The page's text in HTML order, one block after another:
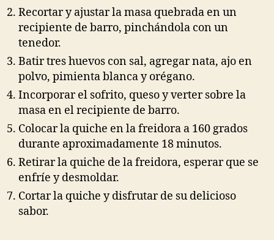
Recortar y ajustar la masa quebrada en un
recipiente de barro, pinchándola con un
tenedor.
Batir tres huevos con sal, agregar nata, ajo en
polvo, pimienta blanca y orégano.
Incorporar el sofrito, queso y verter sobre la
masa en el recipiente de barro.
Colocar la quiche en la freidora a 160 grados
durante aproximadamente 18 minutos.
Retirar la quiche de la freidora, esperar que se
enfríe y desmoldar.
Cortar la quiche y disfrutar de su delicioso
sabor.